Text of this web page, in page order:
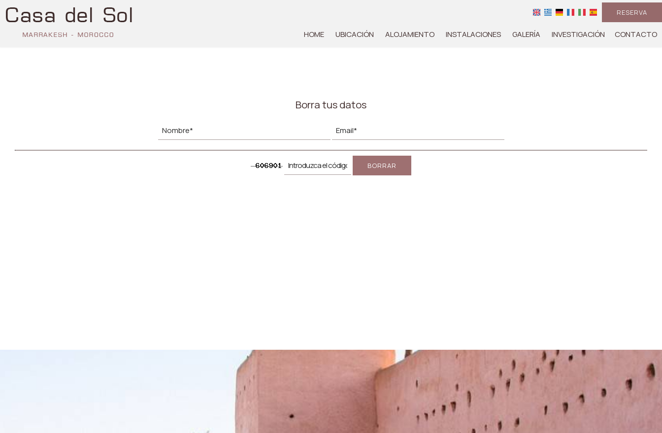
RESERVA
HOME UBICACIÓN ALOJAMIENTO INSTALACIONES GALERÍA INVESTIGACIÓN CONTACTO
Borra tus datos
BORRAR